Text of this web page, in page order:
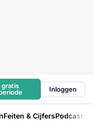
gratis
Inloggen
Feiten & CijfersPodcast